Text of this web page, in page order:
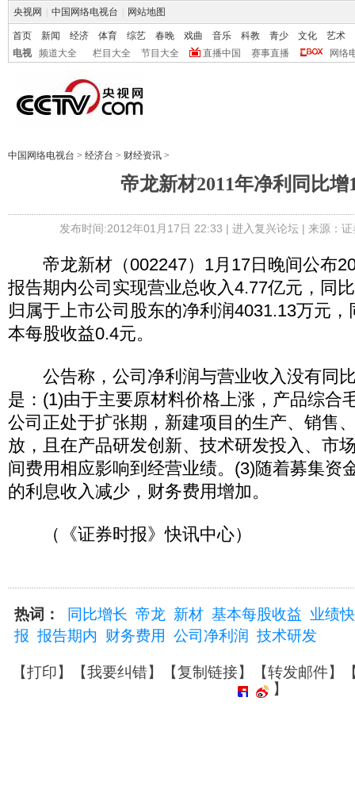
央视网 中国网络电视台 网站地图
首页 新闻 经济 体育 综艺 春晚 戏曲 音乐 科教 青少 文化
艺术
电视
频道大全 栏目大全 节目大全 直播中国 赛事直播 网络
中国网络电视台 > 经济台 > 财经资讯 >
帝龙新材2011年净利同比增
发布时间:2012年01月17日 22:33 | 进入复兴论坛| 来源：
帝龙新材（002247）1月17日晚间公布
报告期内公司实现营业总收入4.77亿元，同
归属于上市公司股东的净利润4031.13万元
本每股收益0.4元。
公告称，公司净利润与营业收入没有同
是：(1)由于主要原材料价格上涨，产品综合
公司正处于扩张期，新建项目的生产、销售
放，且在产品研发创新、技术研发投入、市
间费用相应影响到经营业绩。(3)随着募集资
的利息收入减少，财务费用增加。
（《证券时报》快讯中心）
热词： 同比增长 帝龙 新材 基本每股收益 业绩
报 报告期内 财务费用 公司净利润 技术研发
【打印】【我要纠错】【复制链接】【转发邮件】
】